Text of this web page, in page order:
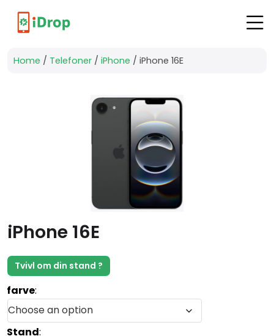
Køb
Reparation
Computer
Reparation
Home / Telefoner / iPhone / iPhone 16E
iPhone 16E
Tvivl om din stand ?
farve:
Stand: